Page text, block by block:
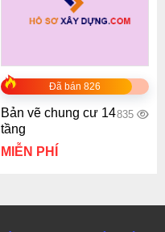
Đã bán 826
Bản vẽ chung cư 14
tầng
835
MIỄN PHÍ